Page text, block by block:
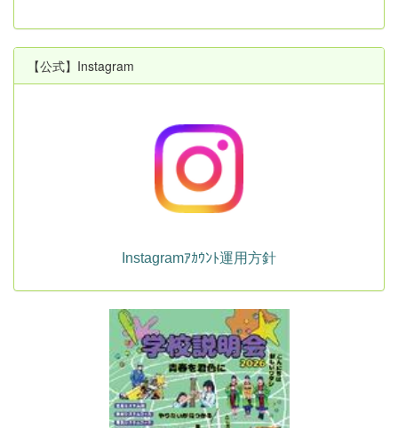
【公式】Instagram
Instagramｱｶｳﾝﾄ運用方針